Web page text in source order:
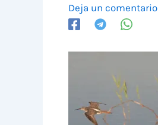
Deja un comentario